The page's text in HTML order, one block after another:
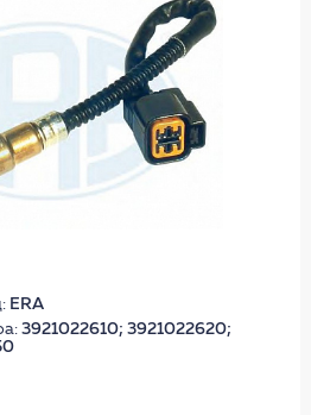
ERA
3921022610; 3921022620;